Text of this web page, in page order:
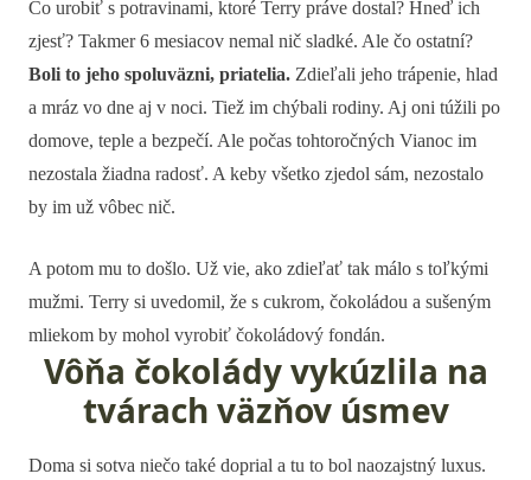
Čo urobiť s potravinami, ktoré Terry práve dostal? Hneď ich
zjesť? Takmer 6 mesiacov nemal nič sladké. Ale čo ostatní?
Boli to jeho spoluväzni, priatelia. Zdieľali jeho trápenie, hlad
a mráz vo dne aj v noci. Tiež im chýbali rodiny. Aj oni túžili po
domove, teple a bezpečí. Ale počas tohtoročných Vianoc im
nezostala žiadna radosť. A keby všetko zjedol sám, nezostalo
by im už vôbec nič.
A potom mu to došlo. Už vie, ako zdieľať tak málo s toľkými
mužmi. Terry si uvedomil, že s cukrom, čokoládou a sušeným
mliekom by mohol vyrobiť čokoládový fondán.
Vôňa čokolády vykúzlila na
tvárach väzňov úsmev
Doma si sotva niečo také doprial a tu to bol naozajstný luxus.